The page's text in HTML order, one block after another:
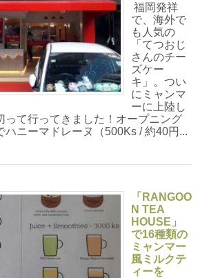
福岡発祥
で、海外で
も人気の
「てつおじ
さんのチー
ズケー
キ」。つい
にミャンマ
ーに上陸し
って行ってきました！オープニング
ハニーマドレーヌ（500Ks / 約40円...
「RANGOO
N TEA
HOUSE」
で16種類の
ミャンマー
風ミルクテ
ィーを